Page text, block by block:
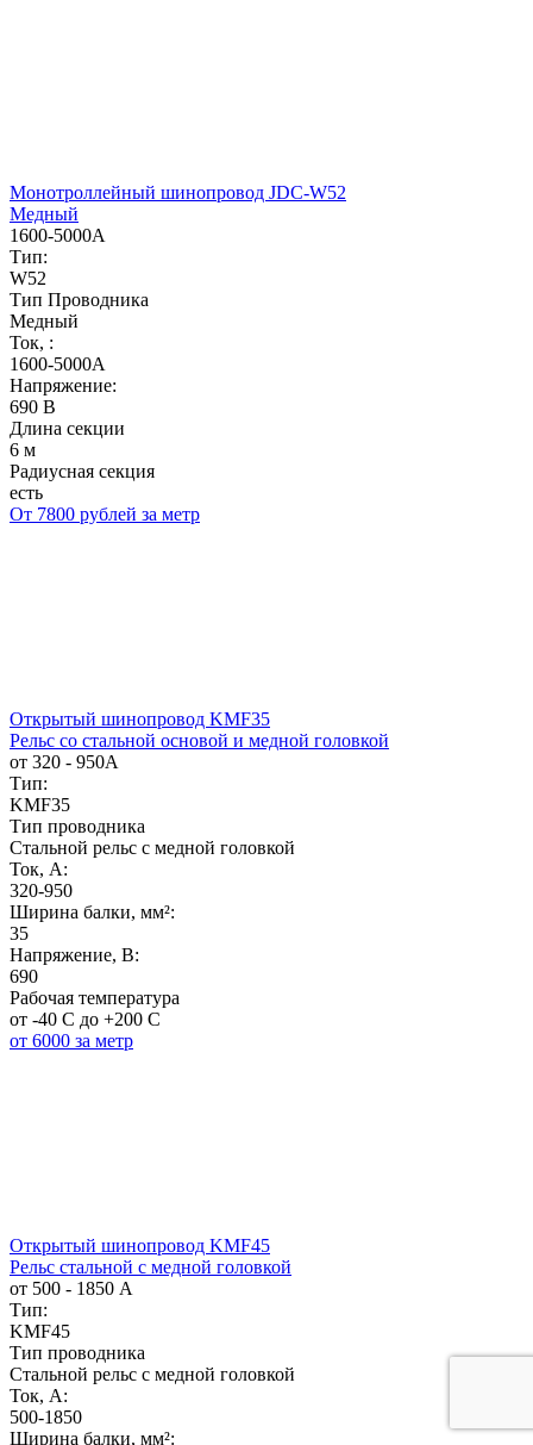
Монотроллейный шинопровод JDC-W52
Медный
1600-5000А
Тип:
W52
Тип Проводника
Медный
Ток, :
1600-5000А
Напряжение:
690 В
Длина секции
6 м
Радиусная секция
есть
От 7800 рублей за метр
Открытый шинопровод KMF35
Рельс со стальной основой и медной головкой
от 320 - 950А
Тип:
KMF35
Тип проводника
Стальной рельс с медной головкой
Ток, А:
320-950
Ширина балки, мм²:
35
Напряжение, B:
690
Рабочая температура
от -40 С до +200 С
от 6000 за метр
Открытый шинопровод KMF45
Рельс стальной с медной головкой
от 500 - 1850 А
Тип:
KMF45
Тип проводника
Стальной рельс с медной головкой
Ток, А:
500-1850
Ширина балки, мм²: